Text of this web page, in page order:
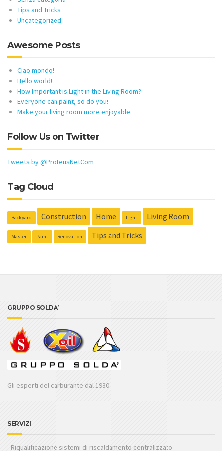
Tips and Tricks
Uncategorized
Awesome Posts
Ciao mondo!
Hello world!
How Important is Light in the Living Room?
Everyone can paint, so do you!
Make your living room more enjoyable
Follow Us on Twitter
Tweets by @ProteusNetCom
Tag Cloud
Backyard Construction Home Light Living Room
Master Paint Renovation Tips and Tricks
GRUPPO SOLDA’
Gli esperti del carburante dal 1930
SERVIZI
- Riqualificazione sistemi di riscaldamento centralizzato